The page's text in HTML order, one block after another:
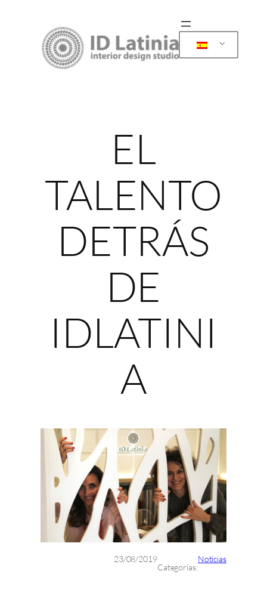
EL
TALENTO
DETRÁS
DE
IDLATINI
A
23/08/2019
Categorías:
Noticias